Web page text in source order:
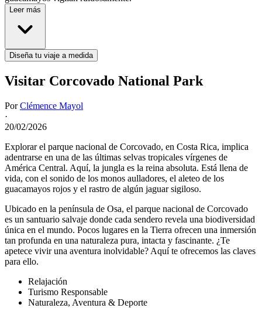
Leer más
Diseña tu viaje a medida
Visitar Corcovado National Park
PorClémence Mayol
·
20/02/2026
Explorar el parque nacional de Corcovado, en Costa Rica, implica
adentrarse en una de las últimas selvas tropicales vírgenes de
América Central. Aquí, la jungla es la reina absoluta. Está llena de
vida, con el sonido de los monos aulladores, el aleteo de los
guacamayos rojos y el rastro de algún jaguar sigiloso.
Ubicado en la península de Osa, el parque nacional de Corcovado
es un santuario salvaje donde cada sendero revela una biodiversidad
única en el mundo. Pocos lugares en la Tierra ofrecen una inmersión
tan profunda en una naturaleza pura, intacta y fascinante. ¿Te
apetece vivir una aventura inolvidable? Aquí te ofrecemos las claves
para ello.
Relajación
Turismo Responsable
Naturaleza, Aventura & Deporte